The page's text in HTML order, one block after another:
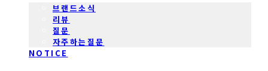
브랜드소식
리뷰
질문
자주하는질문
NOTICE